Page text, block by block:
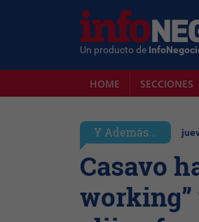
Un producto de
HOME SECCIONES
Y Además...
Casavo
working”